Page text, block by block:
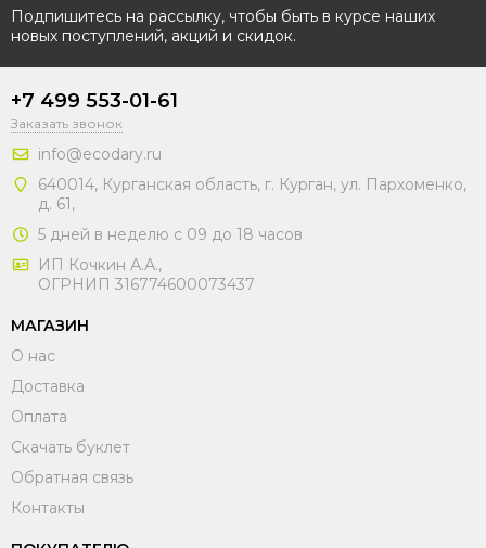
Подпишитесь на рассылку, чтобы быть в курсе наших
новых поступлений, акций и скидок.
+7 499 553-01-61
Заказать звонок
info@ecodary.ru
640014, Курганская область, г. Курган, ул. Пархоменко,
д. 61,
5 дней в неделю с 09 до 18 часов
ИП Кочкин А.А.,
ОГРНИП 316774600073437
МАГАЗИН
О нас
Доставка
Оплата
Скачать буклет
Обратная связь
Контакты